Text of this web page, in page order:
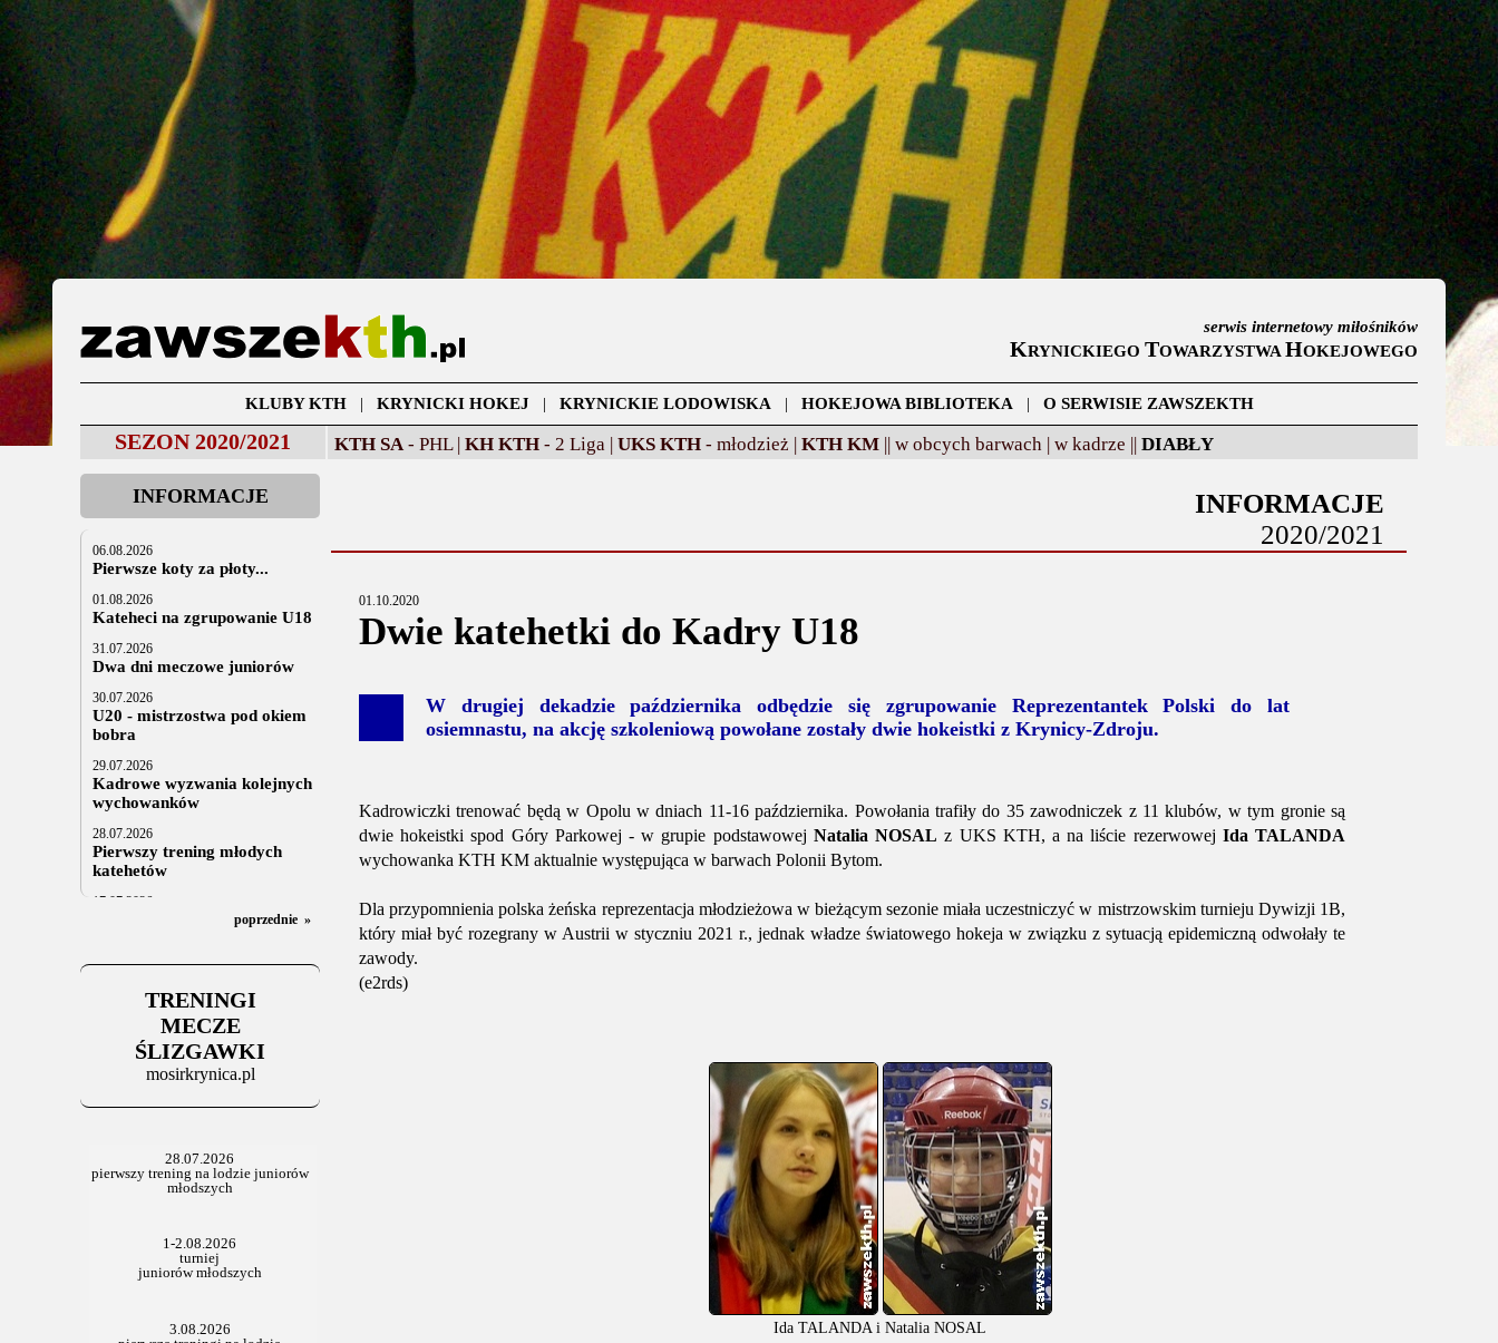
serwis internetowy miłośników
KRYNICKIEGO TOWARZYSTWA HOKEJOWEGO
KLUBY KTH| KRYNICKI HOKEJ | KRYNICKIE LODOWISKA | HOKEJOWA BIBLIOTEKA | O SERWISIE ZAWSZEKTH
SEZON 2020/2021 KTH SA - PHL | KH KTH - 2 Liga | UKS KTH - młodzież | KTH KM || w obcych barwach | w kadrze || DIABŁY
INFORMACJE
06.08.2026
Pierwsze koty za płoty...
01.08.2026
Kateheci na zgrupowanie U18
31.07.2026
Dwa dni meczowe juniorów
30.07.2026
U20 - mistrzostwa pod okiem
bobra
29.07.2026
Kadrowe wyzwania kolejnych
wychowanków
28.07.2026
Pierwszy trening młodych
katehetów
17.07.2026
U20: z kraju i z zagranicy
Za trzy tygodnie na lód
06.07.2025
Stowarzyszenie po Walnym
poprzednie »
TRENINGI
MECZE
ŚLIZGAWKI
mosirkrynica.pl
INFORMACJE
2020/2021
01.10.2020
Dwie katehetki do Kadry U18
W drugiej dekadzie października odbędzie się zgrupowanie Reprezentantek Polski do lat
osiemnastu, na akcję szkoleniową powołane zostały dwie hokeistki z Krynicy-Zdroju.
Kadrowiczki trenować będą w Opolu w dniach 11-16 października. Powołania trafiły do 35 zawodniczek z 11 klubów, w tym gronie są
dwie hokeistki spod Góry Parkowej - w grupie podstawowej Natalia NOSAL z UKS KTH, a na liście rezerwowej Ida TALANDA
wychowanka KTH KM aktualnie występująca w barwach Polonii Bytom.
Dla przypomnienia polska żeńska reprezentacja młodzieżowa w bieżącym sezonie miała uczestniczyć w mistrzowskim turnieju Dywizji 1B,
który miał być rozegrany w Austrii w styczniu 2021 r., jednak władze światowego hokeja w związku z sytuacją epidemiczną odwołały te
zawody.
(e2rds)
Ida TALANDA i Natalia NOSAL